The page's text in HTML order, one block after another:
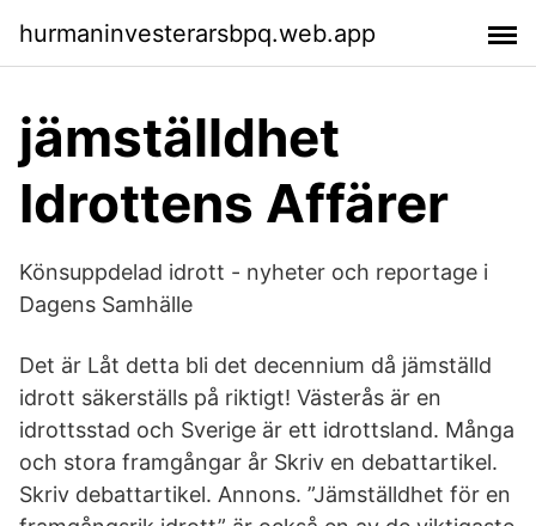
hurmaninvesterarsbpq.web.app
jämställdhet
Idrottens Affärer
Könsuppdelad idrott - nyheter och reportage i
Dagens Samhälle
Det är Låt detta bli det decennium då jämställd
idrott säkerställs på riktigt! Västerås är en
idrottsstad och Sverige är ett idrottsland. Många
och stora framgångar år Skriv en debattartikel.
Skriv debattartikel. Annons. ”Jämställdhet för en